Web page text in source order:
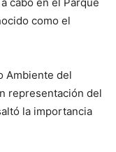
como el
Ambiente del
representación del
la importancia